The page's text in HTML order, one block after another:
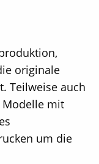
originale
Teilweise auch
Modelle mit
um die